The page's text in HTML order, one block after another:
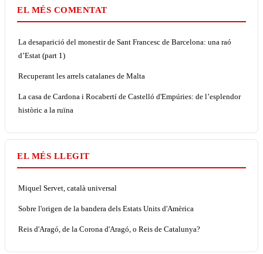
EL MÉS COMENTAT
La desaparició del monestir de Sant Francesc de Barcelona: una raó
d’Estat (part 1)
Recuperant les arrels catalanes de Malta
La casa de Cardona i Rocabertí de Castelló d'Empúries: de l’esplendor
històric a la ruïna
EL MÉS LLEGIT
Miquel Servet, català universal
Sobre l'origen de la bandera dels Estats Units d'Amèrica
Reis d'Aragó, de la Corona d'Aragó, o Reis de Catalunya?